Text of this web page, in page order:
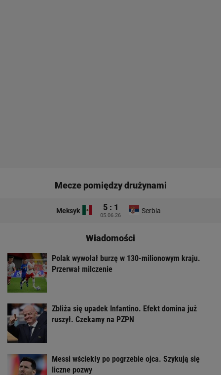
Mecze pomiędzy drużynami
Meksyk 5 : 1
05.06.26
Serbia
Wiadomości
Polak wywołał burzę w 130-milionowym kraju.
Przerwał milczenie
Zbliża się upadek Infantino. Efekt domina już
ruszył. Czekamy na PZPN
Messi wściekły po pogrzebie ojca. Szykują się
liczne pozwy